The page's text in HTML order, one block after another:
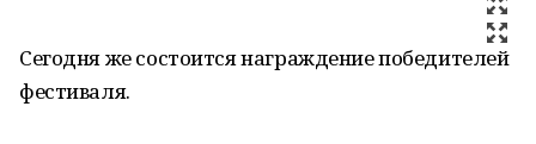
Сегодня же состоится награждение победителей
фестиваля.